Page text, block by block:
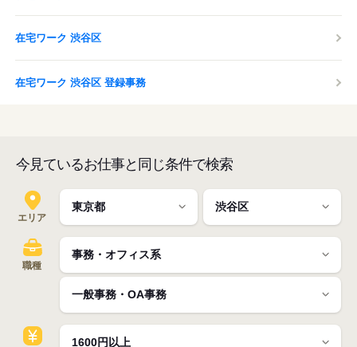
在宅ワーク 渋谷区
在宅ワーク 渋谷区 登録事務
今見ているお仕事と同じ条件で検索
エリア
職種